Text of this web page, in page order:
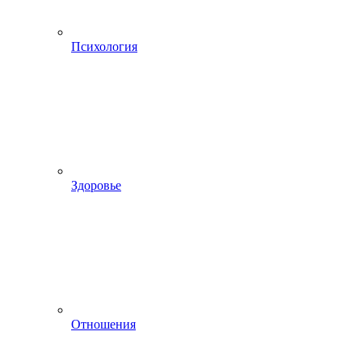
Психология
Здоровье
Отношения